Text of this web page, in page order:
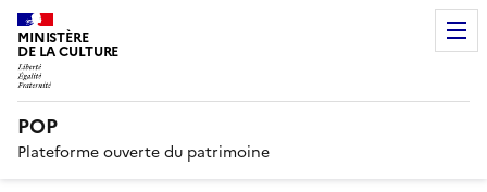
MINISTÈRE
DE LA CULTURE
POP
Plateforme ouverte du patrimoine